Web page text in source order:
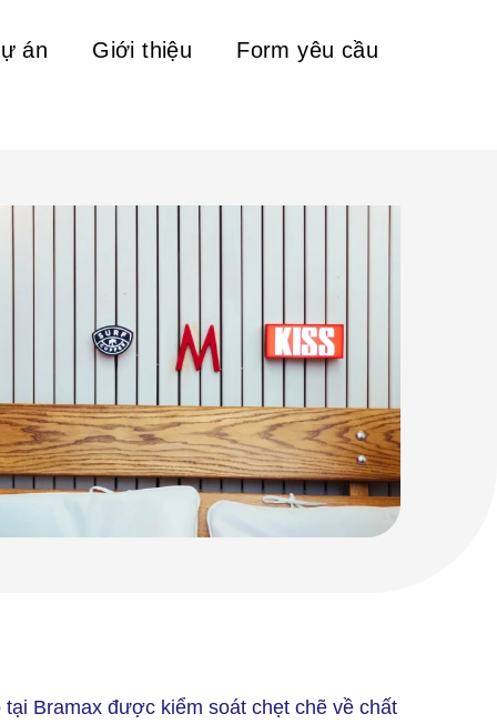
án Giới thiệu Form yêu cầu
Bramax được kiểm soát chẹt chẽ về chất